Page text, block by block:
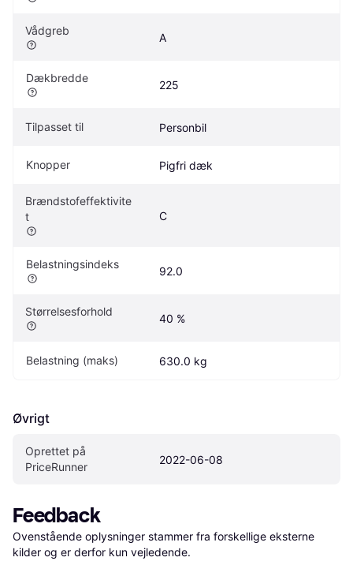
Vådgreb
A
Dækbredde
225
Tilpasset til Personbil
Knopper Pigfri dæk
Brændstofeffektivite
t
C
Belastningsindeks
92.0
Størrelsesforhold
40 %
Belastning (maks) 630.0 kg
Øvrigt
Oprettet på
PriceRunner
2022-06-08
Feedback
Ovenstående oplysninger stammer fra forskellige eksterne
kilder og er derfor kun vejledende.